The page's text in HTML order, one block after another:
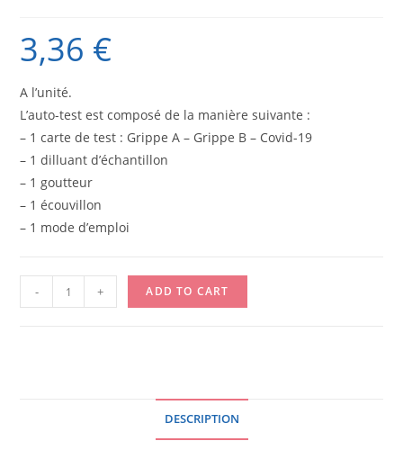
3,36 €
A l’unité.
L’auto-test est composé de la manière suivante :
– 1 carte de test : Grippe A – Grippe B – Covid-19
– 1 dilluant d’échantillon
– 1 goutteur
– 1 écouvillon
– 1 mode d’emploi
AUTOTEST
COMBO
- + ADD TO CART
DESCRIPTION